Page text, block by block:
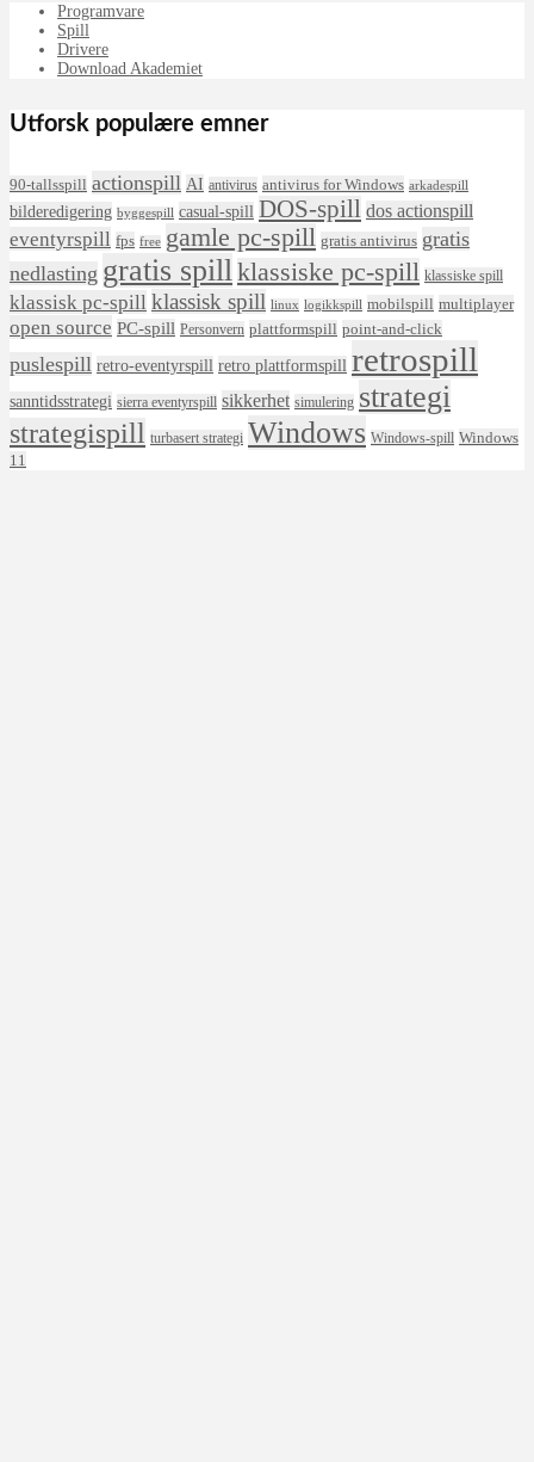
Programvare
Spill
Drivere
Download Akademiet
Utforsk populære emner
90-tallsspill actionspill AI antivirus antivirus for Windows arkadespill
bilderedigering byggespill casual-spill DOS-spill dos actionspill
eventyrspill fps free gamle pc-spill gratis antivirus gratis
nedlasting gratis spill klassiske pc-spill klassiske spill
klassisk pc-spill klassisk spill linux logikkspill mobilspill multiplayer
open source PC-spill Personvern plattformspill point-and-click
puslespill retro-eventyrspill retro plattformspill retrospill
sanntidsstrategi sierra eventyrspill sikkerhet simulering strategi
strategispill turbasert strategi Windows Windows-spill Windows
11